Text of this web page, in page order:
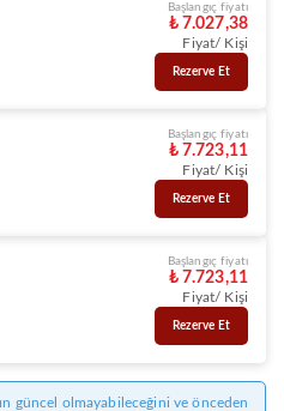
Başlangıç fiyatı
₺ 7.027,38
Fiyat/ Kişi
Rezerve Et
Başlangıç fiyatı
₺ 7.723,11
Fiyat/ Kişi
Rezerve Et
Başlangıç fiyatı
₺ 7.723,11
Fiyat/ Kişi
Rezerve Et
güncel olmayabileceğini ve önceden